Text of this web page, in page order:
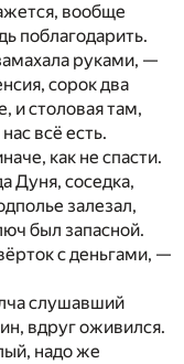
вообще
поблагодарить.
руками, —
сорок два
и столовая там,
всё есть.
как не спасти.
Дуня, соседка,
залезал,
был запасной.
с деньгами, —
слушавший
вдруг оживился.
надо же